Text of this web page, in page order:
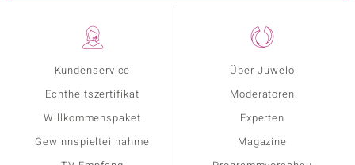
Kundenservice
Echtheitszertifikat
Willkommenspaket
Gewinnspielteilnahme
Über Juwelo
Moderatoren
Experten
Magazine